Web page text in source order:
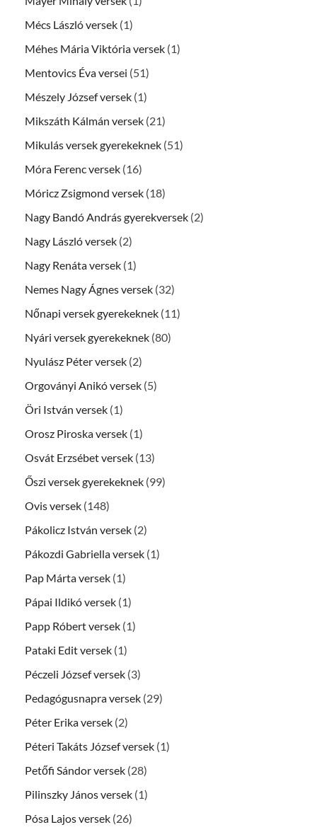
Mécs László versek (1)
Méhes Mária Viktória versek (1)
Mentovics Éva versei (51)
Mészely József versek (1)
Mikszáth Kálmán versek (21)
Mikulás versek gyerekeknek (51)
Móra Ferenc versek (16)
Móricz Zsigmond versek (18)
Nagy Bandó András gyerekversek (2)
Nagy László versek (2)
Nagy Renáta versek (1)
Nemes Nagy Ágnes versek (32)
Nőnapi versek gyerekeknek (11)
Nyári versek gyerekeknek (80)
Nyulász Péter versek (2)
Orgoványi Anikó versek (5)
Öri István versek (1)
Orosz Piroska versek (1)
Osvát Erzsébet versek (13)
Őszi versek gyerekeknek (99)
Ovis versek (148)
Pákolicz István versek (2)
Pákozdi Gabriella versek (1)
Pap Márta versek (1)
Pápai Ildikó versek (1)
Papp Róbert versek (1)
Pataki Edit versek (1)
Péczeli József versek (3)
Pedagógusnapra versek (29)
Péter Erika versek (2)
Péteri Takáts József versek (1)
Petőfi Sándor versek (28)
Pilinszky János versek (1)
Pósa Lajos versek (26)